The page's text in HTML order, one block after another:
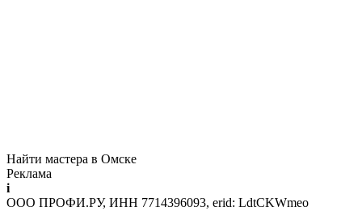
Найти мастера в Омске
Реклама
i
ООО ПРОФИ.РУ, ИНН 7714396093, erid: LdtCKWmeo